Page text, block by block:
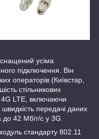
усіма
підключення. Він
операторів (Київстар,
стільникових
4G LTE, включаючи
передачі даних
до 42 Мбіт/с у 3G.
стандарту 802.11